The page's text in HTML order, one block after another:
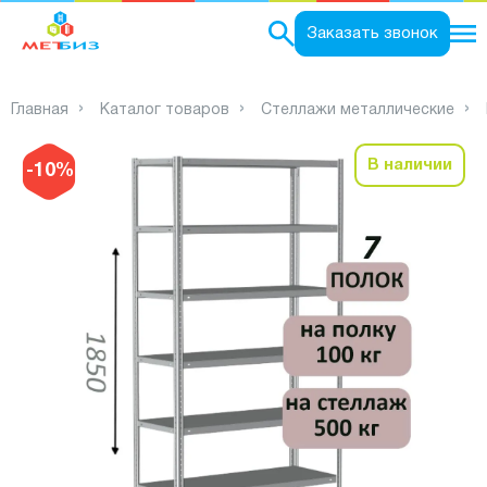
Заказать звонок
Главная Каталог товаров Стеллажи металлические
-10% В наличии